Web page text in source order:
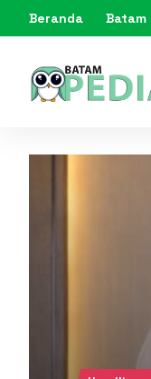
Beranda Batam